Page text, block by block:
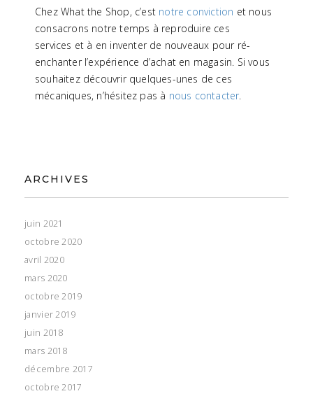
Chez What the Shop, c’est notre conviction et nous
consacrons notre temps à reproduire ces
services et à en inventer de nouveaux pour ré-
enchanter l’expérience d’achat en magasin. Si vous
souhaitez découvrir quelques-unes de ces
mécaniques, n’hésitez pas à nous contacter
ARCHIVES
juin 2021
octobre 2020
avril 2020
mars 2020
octobre 2019
janvier 2019
juin 2018
mars 2018
décembre 2017
octobre 2017